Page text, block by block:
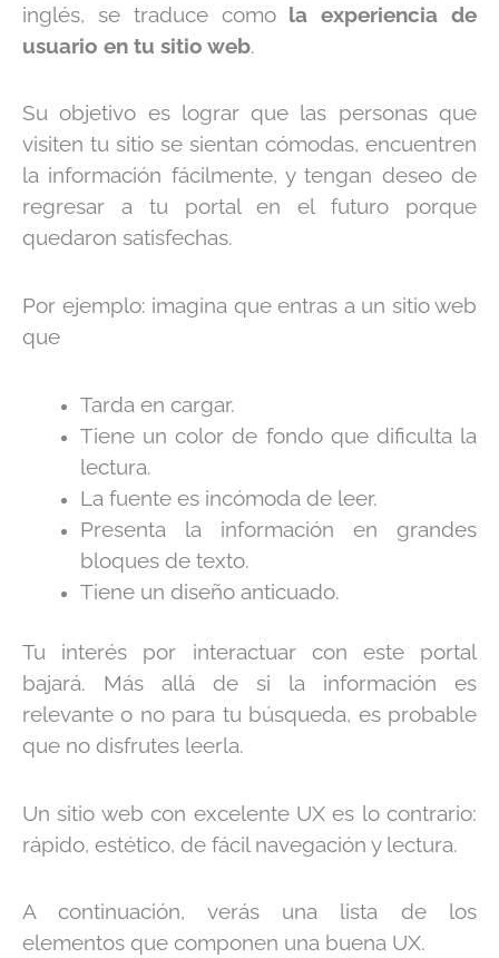
inglés, se traduce como la experiencia de
usuario en tu sitio web.
Su objetivo es lograr que las personas que
visiten tu sitio se sientan cómodas, encuentren
la información fácilmente, y tengan deseo de
regresar a tu portal en el futuro porque
quedaron satisfechas.
Por ejemplo: imagina que entras a un sitio web
que
Tarda en cargar.
Tiene un color de fondo que dificulta la
lectura.
La fuente es incómoda de leer.
Presenta la información en grandes
bloques de texto.
Tiene un diseño anticuado.
Tu interés por interactuar con este portal
bajará. Más allá de si la información es
relevante o no para tu búsqueda, es probable
que no disfrutes leerla.
Un sitio web con excelente UX es lo contrario:
rápido, estético, de fácil navegación y lectura.
A continuación, verás una lista de los
elementos que componen una buena UX.